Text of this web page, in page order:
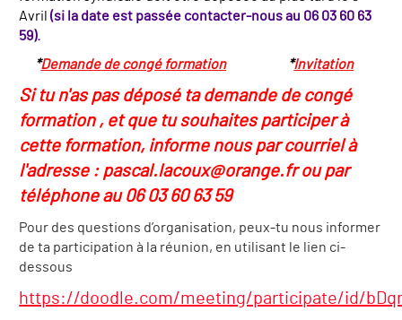
Avril(si la date est passée contacter-nous au 06 03 60 63
59).
*Demande de congé formation*Invitation
Si tu n'as pas déposé ta demande de congé
formation , et que tu souhaites participer à
cette formation, informe nous par courriel à
l'adresse : pascal.lacoux@orange.fr ou par
téléphone au 06 03 60 63 59
Pour des questions d’organisation, peux-tu nous informer
de ta participation à la réunion, en utilisant le lien ci-
dessous
https://doodle.com/meeting/participate/id/